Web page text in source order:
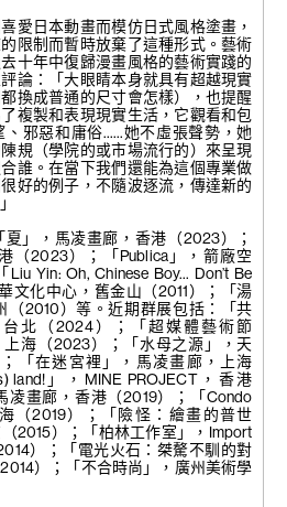
愛日本動畫而模仿日式風格塗畫，
限制而暫時放棄了這種形式。藝術
十年中復歸漫畫風格的藝術實踐的
論：「大眼睛本身就具有超越現實
換成普通的尺寸會怎樣），也提醒
複製和表現現實生活，它觀看和包
、邪惡和庸俗……她不虛張聲勢，她
規（學院的或市場流行的）來呈現
誰。在當下我們還能為這個專業做
好的例子，不隨波逐流，傳達新的
」，馬凌畫廊，香港（2023）；
（2023）；「Publica」，箭廠空
Yin: Oh, Chinese Boy… Don’t Be
文化中心，舊金山（2011）；「湯
（2010）等。近期群展包括：「共
台北（2024）；「超媒體藝術節
上海（ 2023 ）；「水母之源」，天
；「在迷宮裡」，馬凌畫廊，上海
land! 」， MINE PROJECT ，香港
凌畫廊，香港（2019）；「 Condo
（2019）；「險怪：繪畫的普世
2015 ）；「柏林工作室」，
Import
）；「電光火石：桀驁不馴的對
2014）；「不合時尚」，廣州美術學